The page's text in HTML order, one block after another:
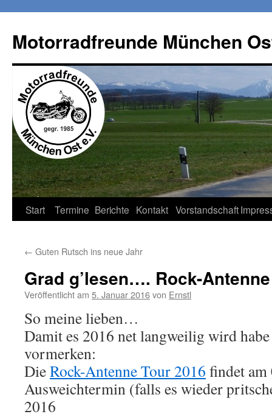
springen
Motorradfreunde München
Start Termine Berichte Kontakt Vorstandschaft
← Guten Rutsch ins neue Jahr
Grad g’lesen…. Rock-
Veröffentlicht am 5. Januar 2016von Ernstl
So meine lieben…
Damit es 2016 net langweilig wird
vormerken:
DieRock-Antenne Tour 2016 findet am
Ausweichtermin (falls es wieder
2016